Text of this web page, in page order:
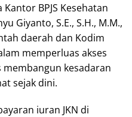
BPJS Kesehatan
Giyanto, S.E., S.H., M.M.,
daerah dan Kodim
memperluas akses
membangun kesadaran
sejak dini.
iuran JKN di